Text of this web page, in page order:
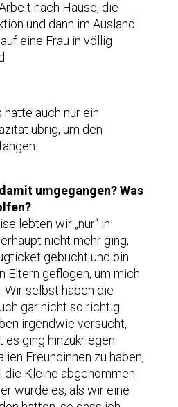
nach Hause, die
und dann im Ausland
eine Frau in völlig
hatte auch nur ein
übrig, um den
umgegangen? Was
lebten wir „nur“ in
nicht mehr ging,
gebucht und bin
Eltern geflogen, um mich
Wir selbst haben die
gar nicht so richtig
irgendwie versucht,
ging hinzukriegen.
Freundinnen zu haben,
die Kleine abgenommen
wurde es, als wir eine